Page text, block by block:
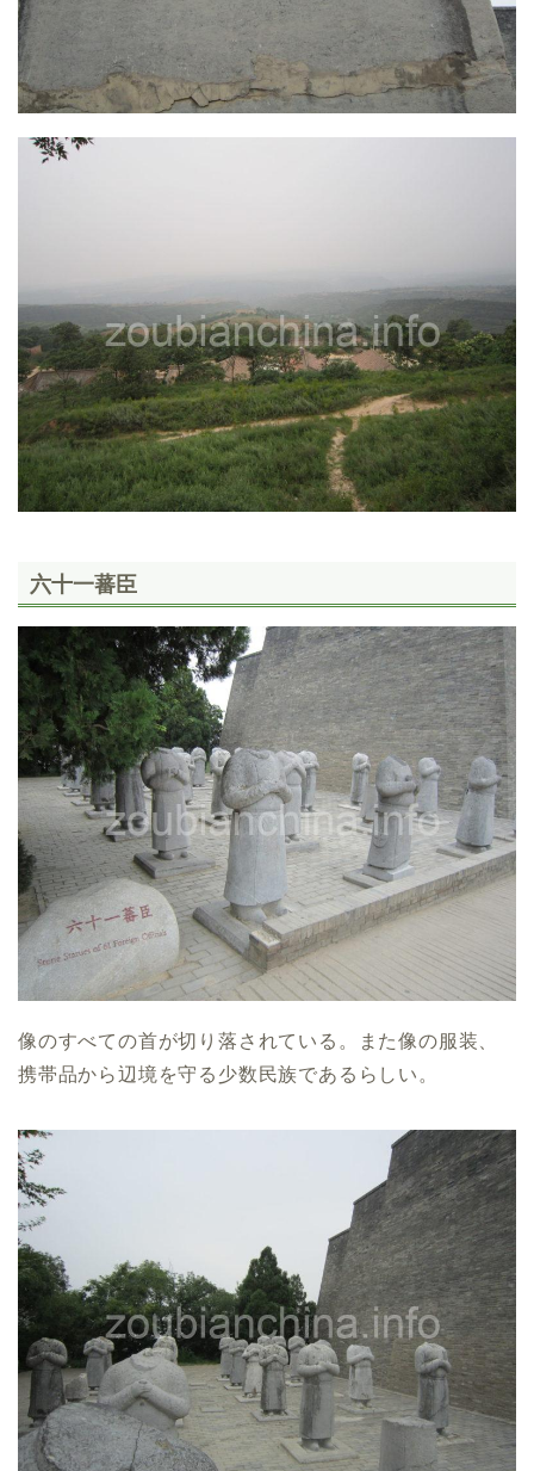
六十一蕃臣
像のすべての首が切り落されている。また像の服装、
携帯品から辺境を守る少数民族であるらしい。